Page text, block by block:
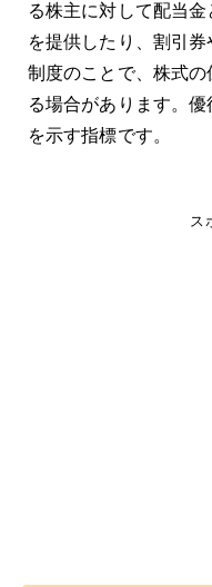
る株主に対して配当
を提供したり、割引
制度のことで、株式
る場合があります。
を示す指標です。
ス